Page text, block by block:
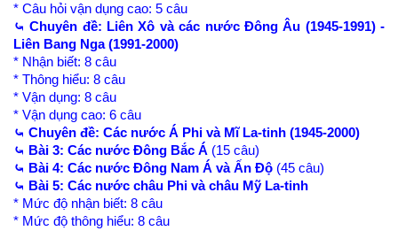
* Câu hỏi vận dụng cao: 5 câu
⤿ Chuyên đề: Liên Xô và các nước Đông Âu (1945-1991) -
Liên Bang Nga (1991-2000)
* Nhận biết: 8 câu
* Thông hiểu: 8 câu
* Vận dụng: 8 câu
* Vận dụng cao: 6 câu
⤿ Chuyên đề: Các nước Á Phi và Mĩ La-tinh (1945-2000)
⤿ Bài 3: Các nước Đông Bắc Á (15 câu)
⤿ Bài 4: Các nước Đông Nam Á và Ấn Độ (45 câu)
⤿ Bài 5: Các nước châu Phi và châu Mỹ La-tinh
* Mức độ nhận biết: 8 câu
* Mức độ thông hiểu: 8 câu